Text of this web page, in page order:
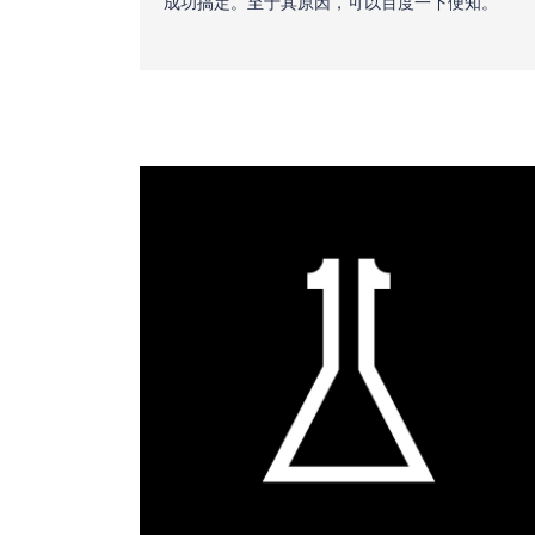
核